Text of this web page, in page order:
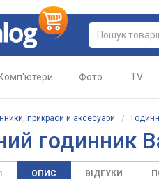
Комп'ютери Фото TV
прикраси й аксесуари /
годинник
1 ОПИС ВІДГУКИ